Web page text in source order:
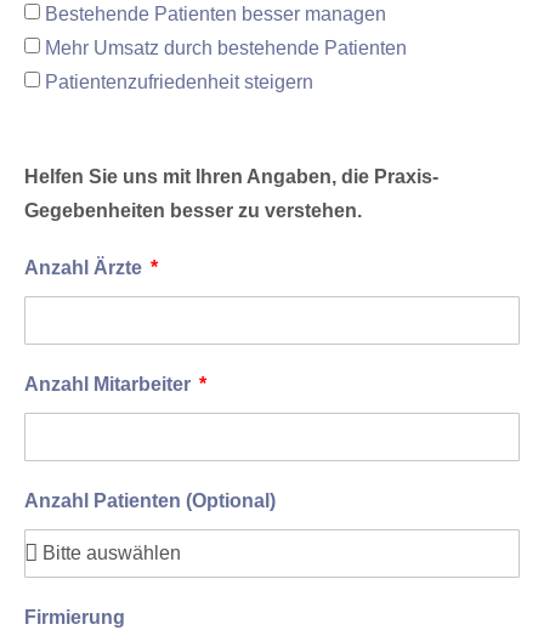
Bestehende Patienten besser managen
Mehr Umsatz durch bestehende Patienten
Patientenzufriedenheit steigern
Helfen Sie uns mit Ihren Angaben, die Praxis-
Gegebenheiten besser zu verstehen.
Anzahl Ärzte
Anzahl Mitarbeiter
Anzahl Patienten (Optional)
Firmierung